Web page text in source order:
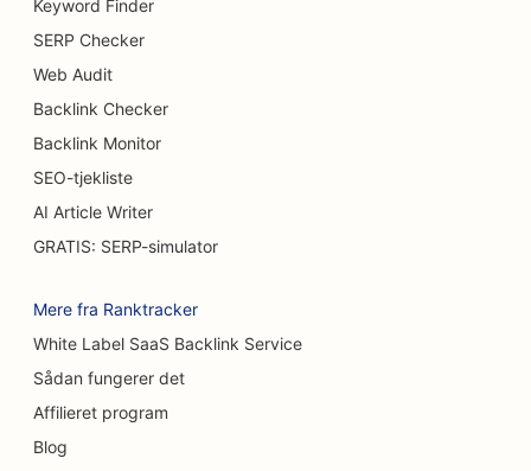
SEO til burgerbiler
SEO for caféer
SEO for kagebutikker
SEO for bilforhandlere
SEO til rengøringsservice
Keyword Finder
SERP Checker
Web Audit
Backlink Checker
Backlink Monitor
SEO-tjekliste
AI Article Writer
GRATIS: SERP-simulator
Mere fra Ranktracker
White Label SaaS Backlink Service
Sådan fungerer det
Affilieret program
Blog